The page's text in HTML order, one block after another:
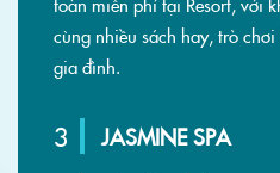
cùng nhiều sách hay, trò
gia đình.
3 JASMINE SPA